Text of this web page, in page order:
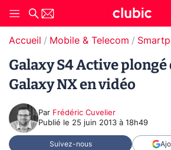
Accueil Mobile & Telecom
Galaxy S4 Active plongé
Galaxy NX en vidéo
Par Frédéric Cuvelier
Publié le 25 juin 2013 à 18h49
Suivez-nous